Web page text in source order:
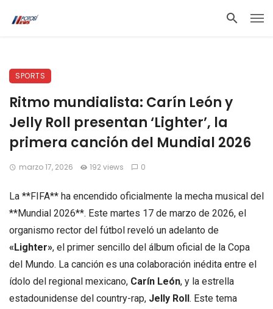
SPORTS
Ritmo mundialista: Carín León y
Jelly Roll presentan ‘Lighter’, la
primera canción del Mundial 2026
marzo 17, 2026 192 views 0
La **FIFA** ha encendido oficialmente la mecha musical del
**Mundial 2026**. Este martes 17 de marzo de 2026, el
organismo rector del fútbol reveló un adelanto de
«Lighter», el primer sencillo del álbum oficial de la Copa
del Mundo. La canción es una colaboración inédita entre el
ídolo del regional mexicano, Carín León, y la estrella
estadounidense del country-rap, Jelly Roll. Este tema